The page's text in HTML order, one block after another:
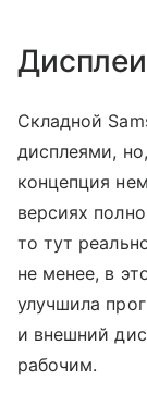
Дисплеи
Складной
дисплеями,
концепция
версиях
то тут
не менее, в
улучшила
и внешний
рабочим.